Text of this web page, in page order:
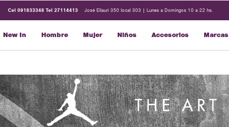
New In Hombre Mujer Niños Accesorios Marcas
Cel 091833348 Tel 27114413 José Ellauri 350 local 303 | Lunes a Domingos 10 a 22 hs.